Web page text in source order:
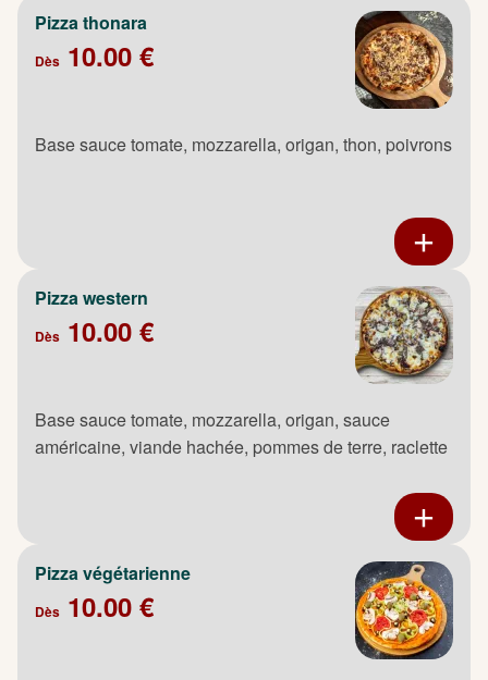
Pizza thonara
Dès 10.00 €
Base sauce tomate, mozzarella, origan, thon, poivrons
Pizza western
Dès 10.00 €
Base sauce tomate, mozzarella, origan, sauce
américaine, viande hachée, pommes de terre, raclette
Pizza végétarienne
Dès 10.00 €